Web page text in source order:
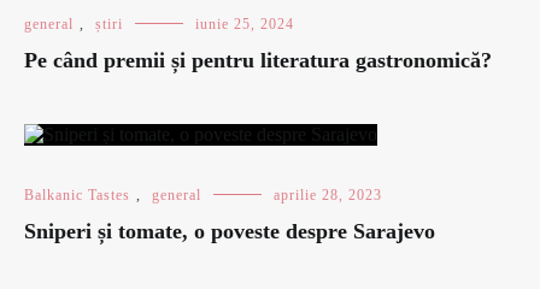
general știri iunie 25, 2024
Pe când premii și pentru literatura gastronomică?
Balkanic Tastes general aprilie 28, 2023
Sniperi și tomate, o poveste despre Sarajevo